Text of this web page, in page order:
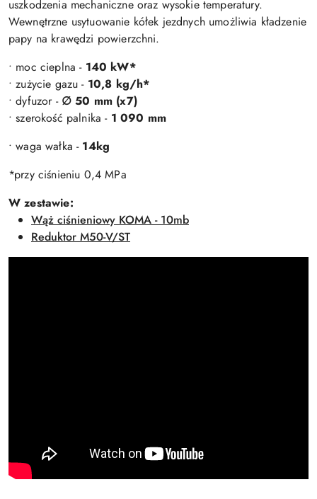
uszkodzenia mechaniczne oraz wysokie temperatury.
Wewnętrzne usytuowanie kółek jezdnych umożliwia kładzenie
papy na krawędzi powierzchni.
• moc cieplna - 140 kW*
• zużycie gazu - 10,8 kg/h*
• dyfuzor - ∅ 50 mm (x7)
• szerokość palnika - 1 090 mm
• waga wałka - 14kg
*przy ciśnieniu 0,4 MPa
W zestawie:
Wąż ciśnieniowy KOMA - 10mb
Reduktor M50-V/ST